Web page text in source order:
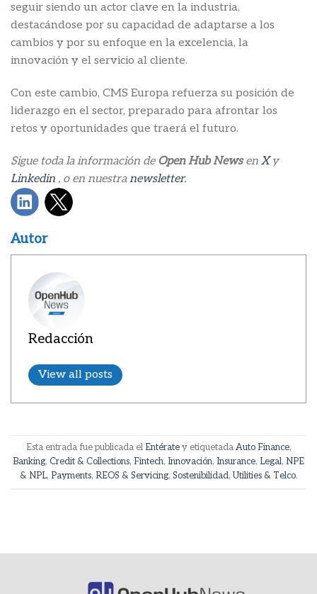
seguir siendo un actor clave en la industria,
destacándose por su capacidad de adaptarse a los
cambios y por su enfoque en la excelencia, la
innovación y el servicio al cliente.
Con este cambio, CMS Europa refuerza su posición de
liderazgo en el sector, preparado para afrontar los
retos y oportunidades que traerá el futuro.
Sigue toda la información de Open Hub Newsen Xy
Linkedin , o en nuestranewsletter.
Autor
Redacción
View all posts
Esta entrada fue publicada el Entératey etiquetadaAuto Finance,
Banking, Credit & Collections, Fintech, Innovación, Insurance, Legal, NPE
& NPL, Payments, REOS & Servicing, Sostenibilidad, Utilities & Telco.